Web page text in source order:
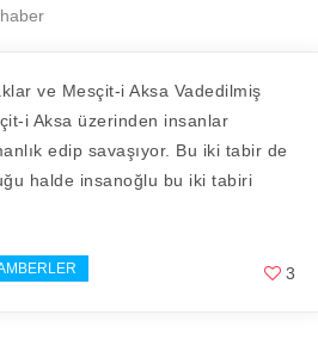
ve Mesçit-i Aksa Vadedilmiş
i Aksa üzerinden insanlar
edip savaşıyor. Bu iki tabir de
halde insanoğlu bu iki tabiri
3